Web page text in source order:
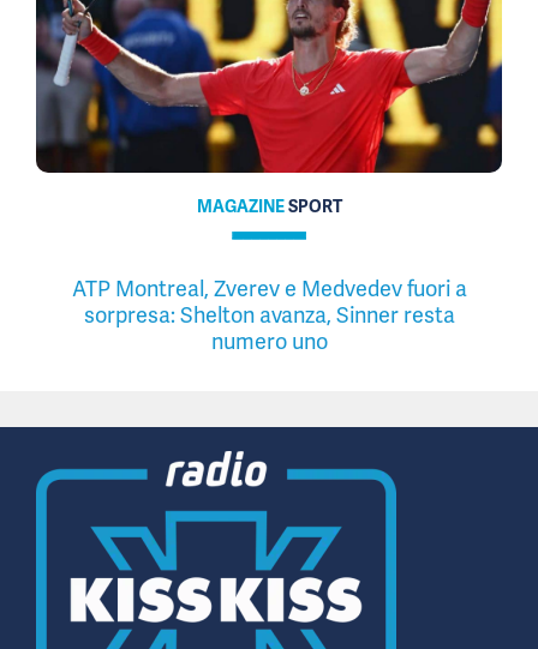
MAGAZINESPORT
ATP Montreal, Zverev e Medvedev fuori a
sorpresa: Shelton avanza, Sinner resta
numero uno